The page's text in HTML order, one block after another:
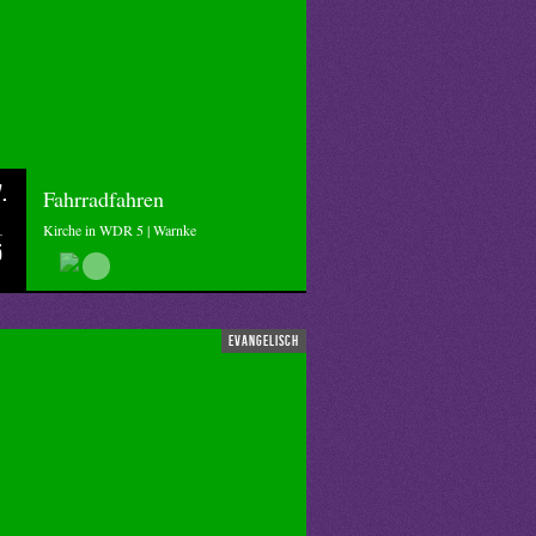
Fahrradfahren
Kirche in WDR 5 | Warnke
evangelisch